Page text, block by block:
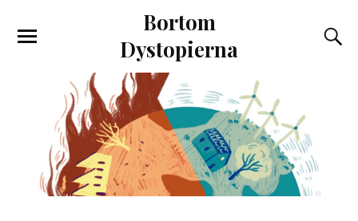
Bortom
Dystopierna